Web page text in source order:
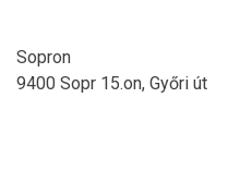
Sopron
9400 Sopr 15.on, Győri út